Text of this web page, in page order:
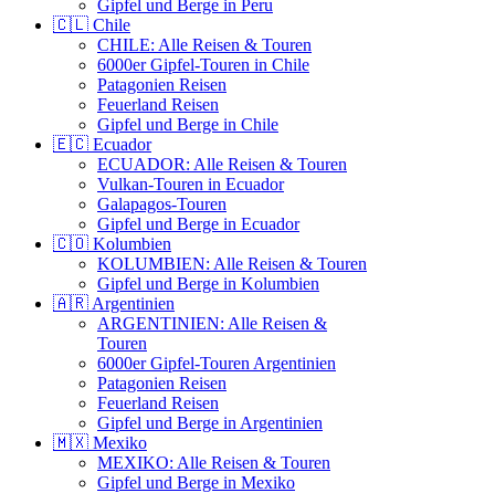
Gipfel und Berge in Peru
🇨🇱 Chile
CHILE: Alle Reisen & Touren
6000er Gipfel-Touren in Chile
Patagonien Reisen
Feuerland Reisen
Gipfel und Berge in Chile
🇪🇨 Ecuador
ECUADOR: Alle Reisen & Touren
Vulkan-Touren in Ecuador
Galapagos-Touren
Gipfel und Berge in Ecuador
🇨🇴 Kolumbien
KOLUMBIEN: Alle Reisen & Touren
Gipfel und Berge in Kolumbien
🇦🇷 Argentinien
ARGENTINIEN: Alle Reisen &
Touren
6000er Gipfel-Touren Argentinien
Patagonien Reisen
Feuerland Reisen
Gipfel und Berge in Argentinien
🇲🇽 Mexiko
MEXIKO: Alle Reisen & Touren
Gipfel und Berge in Mexiko